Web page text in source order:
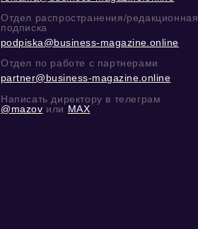
Отдел распространения/редакционная
подписка
podpiska@business-magazine.online
Отдел по работе с партнерами
partner@business-magazine.online
Написать директору в телеграм
@mazov или MAX